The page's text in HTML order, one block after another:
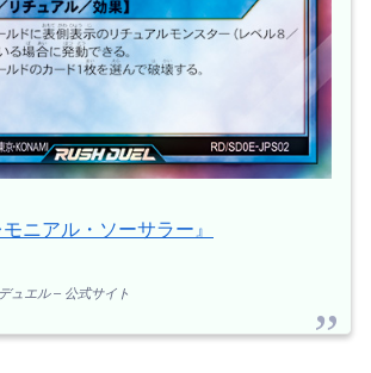
ニアル・ソーサラー』
ュエル – 公式サイト